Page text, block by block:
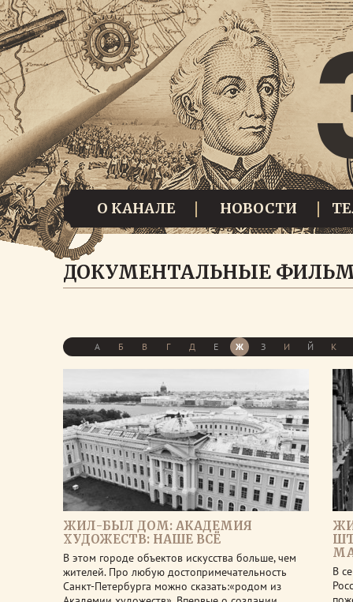
О КАНАЛЕ НОВОСТИ
ДОКУМЕНТАЛЬНЫЕ
А Б В Г Д Е Ж З И Й К
ЖИЛ-БЫЛ ДОМ: АКАДЕМИЯ
ХУДОЖЕСТВ: НАШЕ ВСЁ
В этом городе объектов искусства больше, чем
жителей. Про любую достопримечательность
Санкт-Петербурга можно сказать:«родом из
В